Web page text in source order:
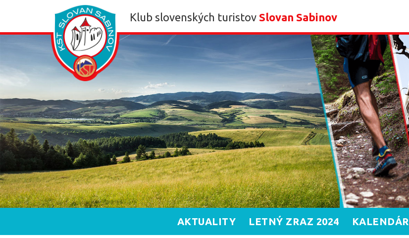
Klub slovenských turistov Slovan Sabinov
AKTUALITY LETNÝ ZRAZ 2024 KALENDÁR